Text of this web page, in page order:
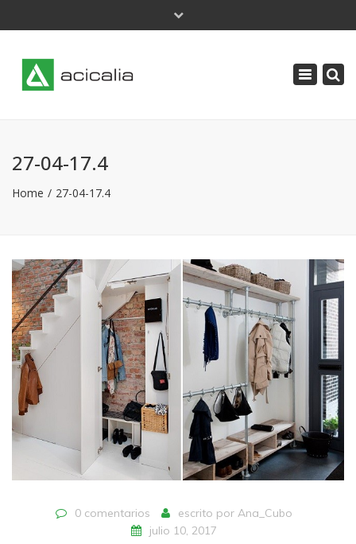
Toggle
27-04-17.4
Home 27-04-17.4
0 comentarios escrito por Ana_Cubo
julio 10, 2017